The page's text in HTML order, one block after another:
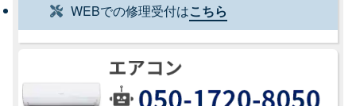
WEBでの修理受付はこちら